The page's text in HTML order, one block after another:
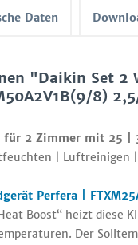
Daten
"Daikin Set 2
8)
für 2 Zimmer mit 25 |
| Luftreinigen |
Perfera |
Boost“ heizt diese
Der